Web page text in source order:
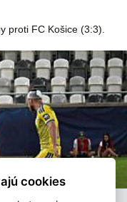
proti FC Košice (3:3).
cookies